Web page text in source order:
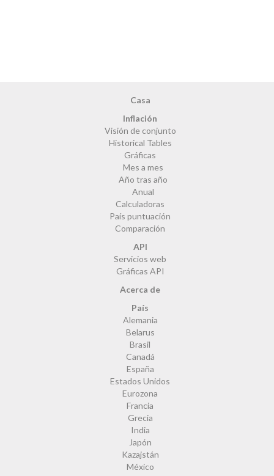
Casa
Inflación
Visión de conjunto
Historical Tables
Gráficas
Mes a mes
Año tras año
Anual
Calculadoras
País puntuación
Comparación
API
Servicios web
Gráficas API
Acerca de
País
Alemania
Belarus
Brasil
Canadá
España
Estados Unidos
Eurozona
Francia
Grecia
India
Japón
Kazajstán
México